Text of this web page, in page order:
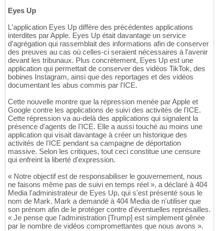
Eyes Up
L'application Eyes Up diffère des précédentes applications
interdites par Apple. Eyes Up était davantage un service
d'agrégation qui rassemblait des informations afin de conserver
des preuves au cas où celles-ci seraient nécessaires à l'avenir
devant les tribunaux. Plus concrètement, Eyes Up est une
application qui permettait de conserver des vidéos TikTok, des
bobines Instagram, ainsi que des reportages et des vidéos
documentant les abus commis par l'ICE.
Cette nouvelle montre que la répression menée par Apple et
Google contre les applications de suivi des activités de l'ICE.
Cette répression va au-delà des applications qui signalent la
présence d'agents de l'ICE. Elle a aussi touché au moins une
application qui visait davantage à créer un historique des
activités de l'ICE pendant sa campagne de déportation
massive. Selon les critiques, tout ceci constitue une censure
qui enfreint la liberté d'expression.
« Notre objectif est de responsabiliser le gouvernement, nous
ne faisons même pas de suivi en temps réel », a déclaré à 404
Media l'administrateur de Eyes Up, qui s'est présenté sous le
nom de Mark. Mark a demandé à 404 Media de n'utiliser que
son prénom afin de le protéger contre d'éventuelles représailles.
« Je pense que l'administration [Trump] est simplement gênée
par le nombre de vidéos compromettantes que nous avons ».